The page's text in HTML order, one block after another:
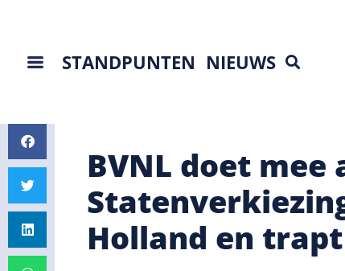
STANDPUNTEN NIEUWS
BVNL doet mee
Holland en